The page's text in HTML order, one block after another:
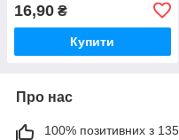
16,90 ₴
Купити
Про нас
100% позитивних з 135